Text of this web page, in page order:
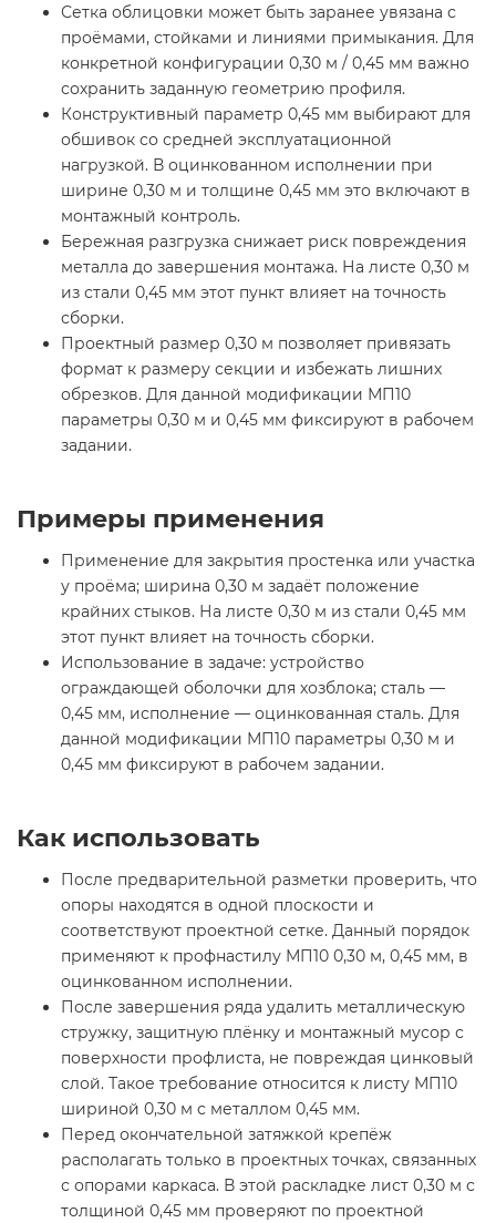
Сетка облицовки может быть заранее увязана с
проёмами, стойками и линиями примыкания. Для
конкретной конфигурации 0,30 м / 0,45 мм важно
сохранить заданную геометрию профиля.
Конструктивный параметр 0,45 мм выбирают для
обшивок со средней эксплуатационной
нагрузкой. В оцинкованном исполнении при
ширине 0,30 м и толщине 0,45 мм это включают в
монтажный контроль.
Бережная разгрузка снижает риск повреждения
металла до завершения монтажа. На листе 0,30 м
из стали 0,45 мм этот пункт влияет на точность
сборки.
Проектный размер 0,30 м позволяет привязать
формат к размеру секции и избежать лишних
обрезков. Для данной модификации МП10
параметры 0,30 м и 0,45 мм фиксируют в рабочем
задании.
Примеры применения
Применение для закрытия простенка или участка
у проёма; ширина 0,30 м задаёт положение
крайних стыков. На листе 0,30 м из стали 0,45 мм
этот пункт влияет на точность сборки.
Использование в задаче: устройство
ограждающей оболочки для хозблока; сталь —
0,45 мм, исполнение — оцинкованная сталь. Для
данной модификации МП10 параметры 0,30 м и
0,45 мм фиксируют в рабочем задании.
Как использовать
После предварительной разметки проверить, что
опоры находятся в одной плоскости и
соответствуют проектной сетке. Данный порядок
применяют к профнастилу МП10 0,30 м, 0,45 мм, в
оцинкованном исполнении.
После завершения ряда удалить металлическую
стружку, защитную плёнку и монтажный мусор с
поверхности профлиста, не повреждая цинковый
слой. Такое требование относится к листу МП10
шириной 0,30 м с металлом 0,45 мм.
Перед окончательной затяжкой крепёж
располагать только в проектных точках, связанных
с опорами каркаса. В этой раскладке лист 0,30 м с
толщиной 0,45 мм проверяют по проектной